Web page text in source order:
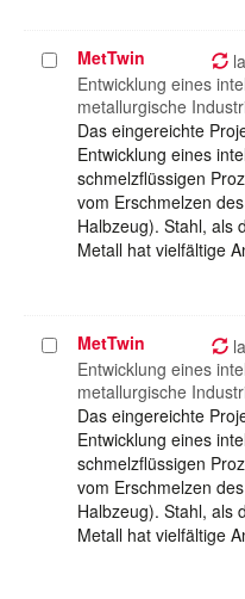
Projekt
auswählen
MetTwin
Entwicklung eines
metallurgische
Das eingereichte
Entwicklung eines
schmelzflüssigen
vom Erschmelzen
Halbzeug). Stahl, als
Metall hat vielfältige
Projekt
auswählen
MetTwin
Entwicklung eines
metallurgische
Das eingereichte
Entwicklung eines
schmelzflüssigen
vom Erschmelzen
Halbzeug). Stahl, als
Metall hat vielfältige